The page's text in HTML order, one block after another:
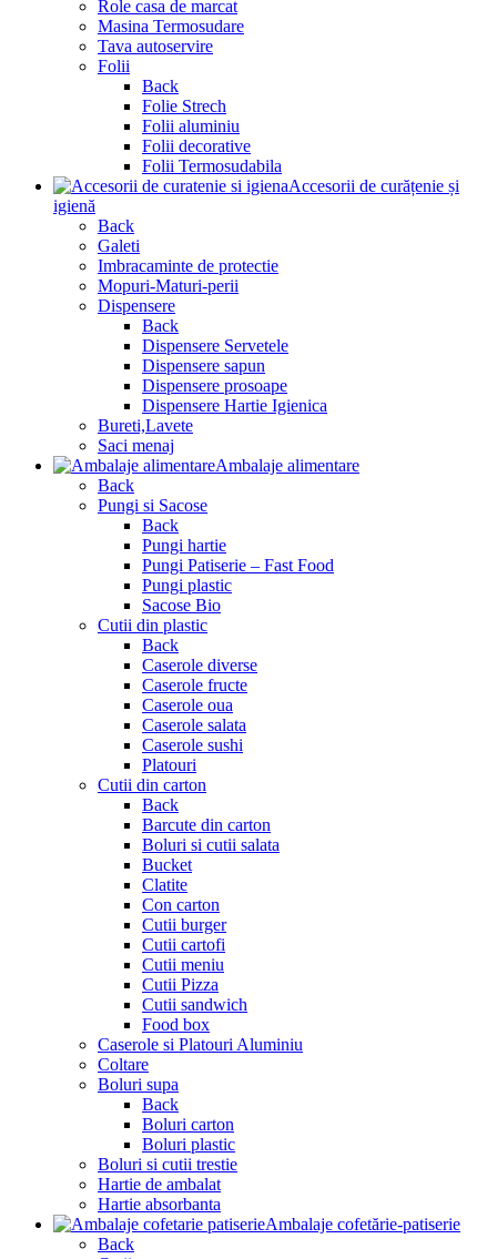
Role casa de marcat
Masina Termosudare
Tava autoservire
Folii
Back
Folie Strech
Folii aluminiu
Folii decorative
Folii Termosudabila
Accesorii de curățenie și
igienă
Back
Galeti
Imbracaminte de protectie
Mopuri-Maturi-perii
Dispensere
Back
Dispensere Servetele
Dispensere sapun
Dispensere prosoape
Dispensere Hartie Igienica
Bureti,Lavete
Saci menaj
Ambalaje alimentare
Back
Pungi si Sacose
Back
Pungi hartie
Pungi Patiserie – Fast Food
Pungi plastic
Sacose Bio
Cutii din plastic
Back
Caserole diverse
Caserole fructe
Caserole oua
Caserole salata
Caserole sushi
Platouri
Cutii din carton
Back
Barcute din carton
Boluri si cutii salata
Bucket
Clatite
Con carton
Cutii burger
Cutii cartofi
Cutii meniu
Cutii Pizza
Cutii sandwich
Food box
Caserole si Platouri Aluminiu
Coltare
Boluri supa
Back
Boluri carton
Boluri plastic
Boluri si cutii trestie
Hartie de ambalat
Hartie absorbanta
Ambalaje cofetărie-patiserie
Back